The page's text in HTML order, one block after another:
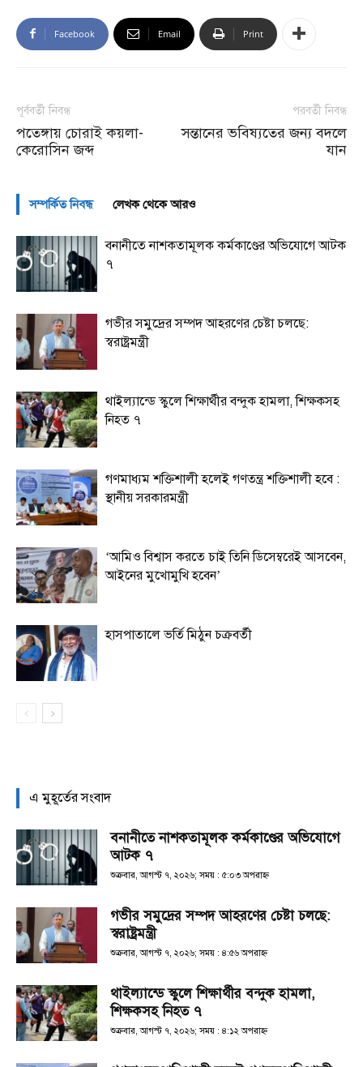
Facebook Email Print
পূর্ববর্তী নিবন্ধ
পতেঙ্গায় চোরাই কয়লা-
কেরোসিন জব্দ
পরবর্তী নিবন্ধ
সন্তানের ভবিষ্যতের জন্য বদলে
যান
সম্পর্কিত নিবন্ধ লেখক থেকে আরও
বনানীতে নাশকতামূলক কর্মকাণ্ডের অভিযোগে আটক
৭
গভীর সমুদ্রের সম্পদ আহরণের চেষ্টা চলছে:
স্বরাষ্ট্রমন্ত্রী
থাইল্যান্ডে স্কুলে শিক্ষার্থীর বন্দুক হামলা, শিক্ষকসহ
নিহত ৭
গণমাধ্যম শক্তিশালী হলেই গণতন্ত্র শক্তিশালী হবে :
স্থানীয় সরকারমন্ত্রী
‘আমিও বিশ্বাস করতে চাই তিনি ডিসেম্বরেই আসবেন,
আইনের মুখোমুখি হবেন’
হাসপাতালে ভর্তি মিঠুন চক্রবর্তী
এ মুহূর্তের সংবাদ
বনানীতে নাশকতামূলক কর্মকাণ্ডের অভিযোগে
আটক ৭
শুক্রবার, আগস্ট ৭, ২০২৬; সময় : ৫:০৩ অপরাহ্ণ
গভীর সমুদ্রের সম্পদ আহরণের চেষ্টা চলছে:
স্বরাষ্ট্রমন্ত্রী
শুক্রবার, আগস্ট ৭, ২০২৬; সময় : ৪:৫৬ অপরাহ্ণ
থাইল্যান্ডে স্কুলে শিক্ষার্থীর বন্দুক হামলা,
শিক্ষকসহ নিহত ৭
শুক্রবার, আগস্ট ৭, ২০২৬; সময় : ৪:১২ অপরাহ্ণ